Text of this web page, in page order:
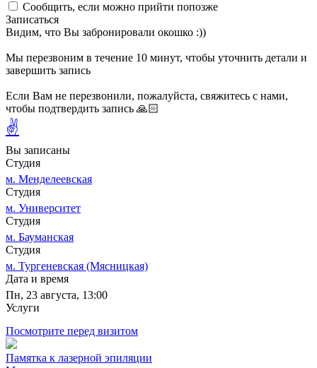
Сообщить, если можно прийти попозже
Записаться
Видим, что Вы забронировали окошко :))
Мы перезвоним в течение 10 минут, чтобы уточнить детали и
завершить запись
Если Вам не перезвонили, пожалуйста, свяжитесь с нами,
чтобы подтвердить запись 🙏🏻
✌
Вы записаны
Студия
м. Менделеевская
Студия
м. Университет
Студия
м. Бауманская
Студия
м. Тургеневская (Мясницкая)
Дата и время
Пн, 23 августа, 13:00
Услуги
Посмотрите перед визитом
Памятка к лазерной эпиляции